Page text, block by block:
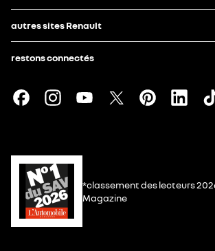
autres sites Renault
restons connectés
*classement des lecteurs
Magazine